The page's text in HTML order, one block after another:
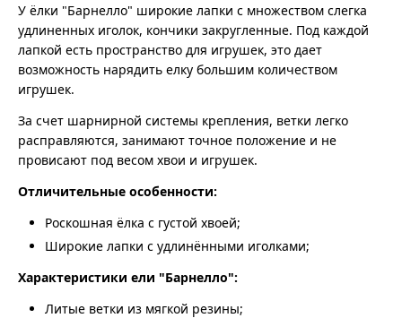
У ёлки "Барнелло" широкие лапки с множеством слегка
удлиненных иголок, кончики закругленные. Под каждой
лапкой есть пространство для игрушек, это дает
возможность нарядить елку большим количеством
игрушек.
За счет шарнирной системы крепления, ветки легко
расправляются, занимают точное положение и не
провисают под весом хвои и игрушек.
Отличительные особенности:
Роскошная ёлка с густой хвоей;
Широкие лапки с удлинёнными иголками;
Характеристики ели "Барнелло":
Литые ветки из мягкой резины;